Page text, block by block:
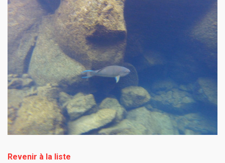
Revenir à la liste